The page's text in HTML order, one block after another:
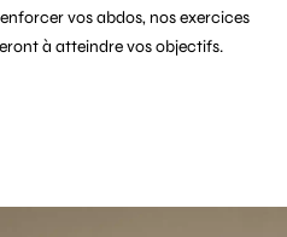
vos abdos, nos exercices
à atteindre vos objectifs.